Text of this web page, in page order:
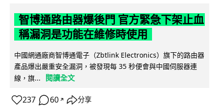
智博通路由器爆後門 官方緊急下架止血
稱漏洞是功能在維修時使用
中國網通廠商智博通電子（Zbtlink Electronics）旗下的路由器
產品爆出嚴重安全漏洞，被發現每 35 秒便會與中國伺服器連
線，旗...
閱讀全文
237 60 ↗ 分享